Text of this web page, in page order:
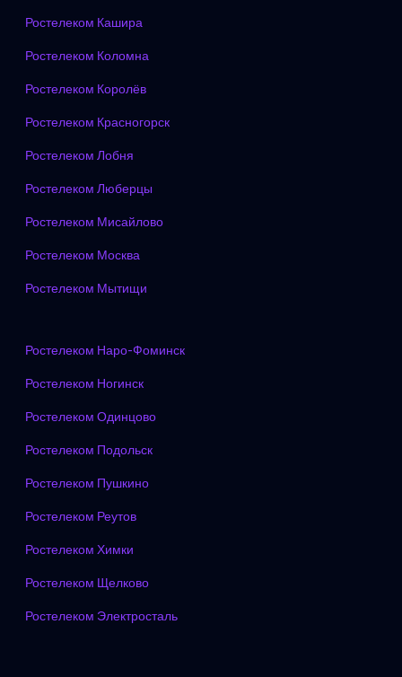
Ростелеком Кашира
Ростелеком Коломна
Ростелеком Королёв
Ростелеком Красногорск
Ростелеком Лобня
Ростелеком Люберцы
Ростелеком Мисайлово
Ростелеком Москва
Ростелеком Мытищи
Ростелеком Наро-Фоминск
Ростелеком Ногинск
Ростелеком Одинцово
Ростелеком Подольск
Ростелеком Пушкино
Ростелеком Реутов
Ростелеком Химки
Ростелеком Щелково
Ростелеком Электросталь